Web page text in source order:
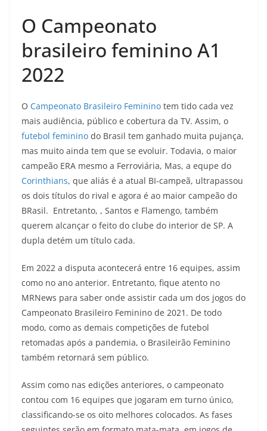
O Campeonato
brasileiro feminino A1
2022
O Campeonato Brasileiro Feminino tem tido cada vez
mais audiência, público e cobertura da TV. Assim, o
futebol feminino do Brasil tem ganhado muita pujança,
mas muito ainda tem que se evoluir. Todavia, o maior
campeão ERA mesmo a Ferroviária, Mas, a equpe do
Corinthians, que aliás é a atual BI-campeã, ultrapassou
os dois títulos do rival e agora é ao maior campeão do
BRasil. Entretanto, , Santos e Flamengo, também
querem alcançar o feito do clube do interior de SP. A
dupla detém um título cada.
Em 2022 a disputa acontecerá entre 16 equipes, assim
como no ano anterior. Entretanto, fique atento no
MRNews para saber onde assistir cada um dos jogos do
Campeonato Brasileiro Feminino de 2021. De todo
modo, como as demais competições de futebol
retomadas após a pandemia, o Brasileirão Feminino
também retornará sem público.
Assim como nas edições anteriores, o campeonato
contou com 16 equipes que jogaram em turno único,
classificando-se os oito melhores colocados. As fases